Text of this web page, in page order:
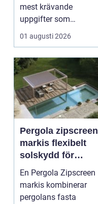
mest krävande
uppgifter som
närst&arin...
01 augusti 2026
Pergola zipscreen
markis flexibelt
solskydd för
moderna uterum
En Pergola Zipscreen
markis kombinerar
pergolans fasta